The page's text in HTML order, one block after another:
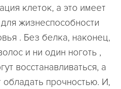
клеток, а это имеет
жизнеспособности
. Без белка, наконец,
и ни один ноготь ,
восстанавливаться, а
обладать прочностью. И,